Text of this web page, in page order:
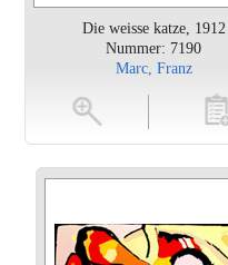
Die weisse katze, 1912
Nummer: 7190
Marc, Franz
toevoegen